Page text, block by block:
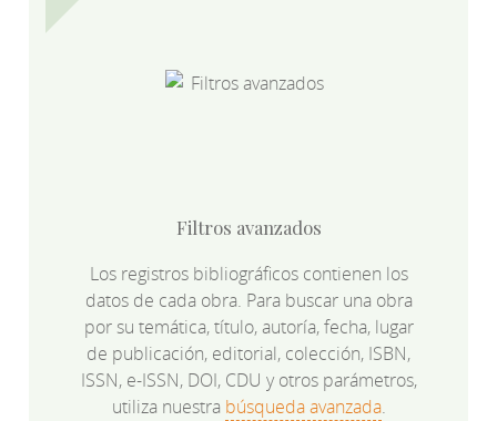
Filtros avanzados
Los registros bibliográficos contienen los
datos de cada obra. Para buscar una obra
por su temática, título, autoría, fecha, lugar
de publicación, editorial, colección, ISBN,
ISSN, e-ISSN, DOI, CDU y otros parámetros,
utiliza nuestra búsqueda avanzada.